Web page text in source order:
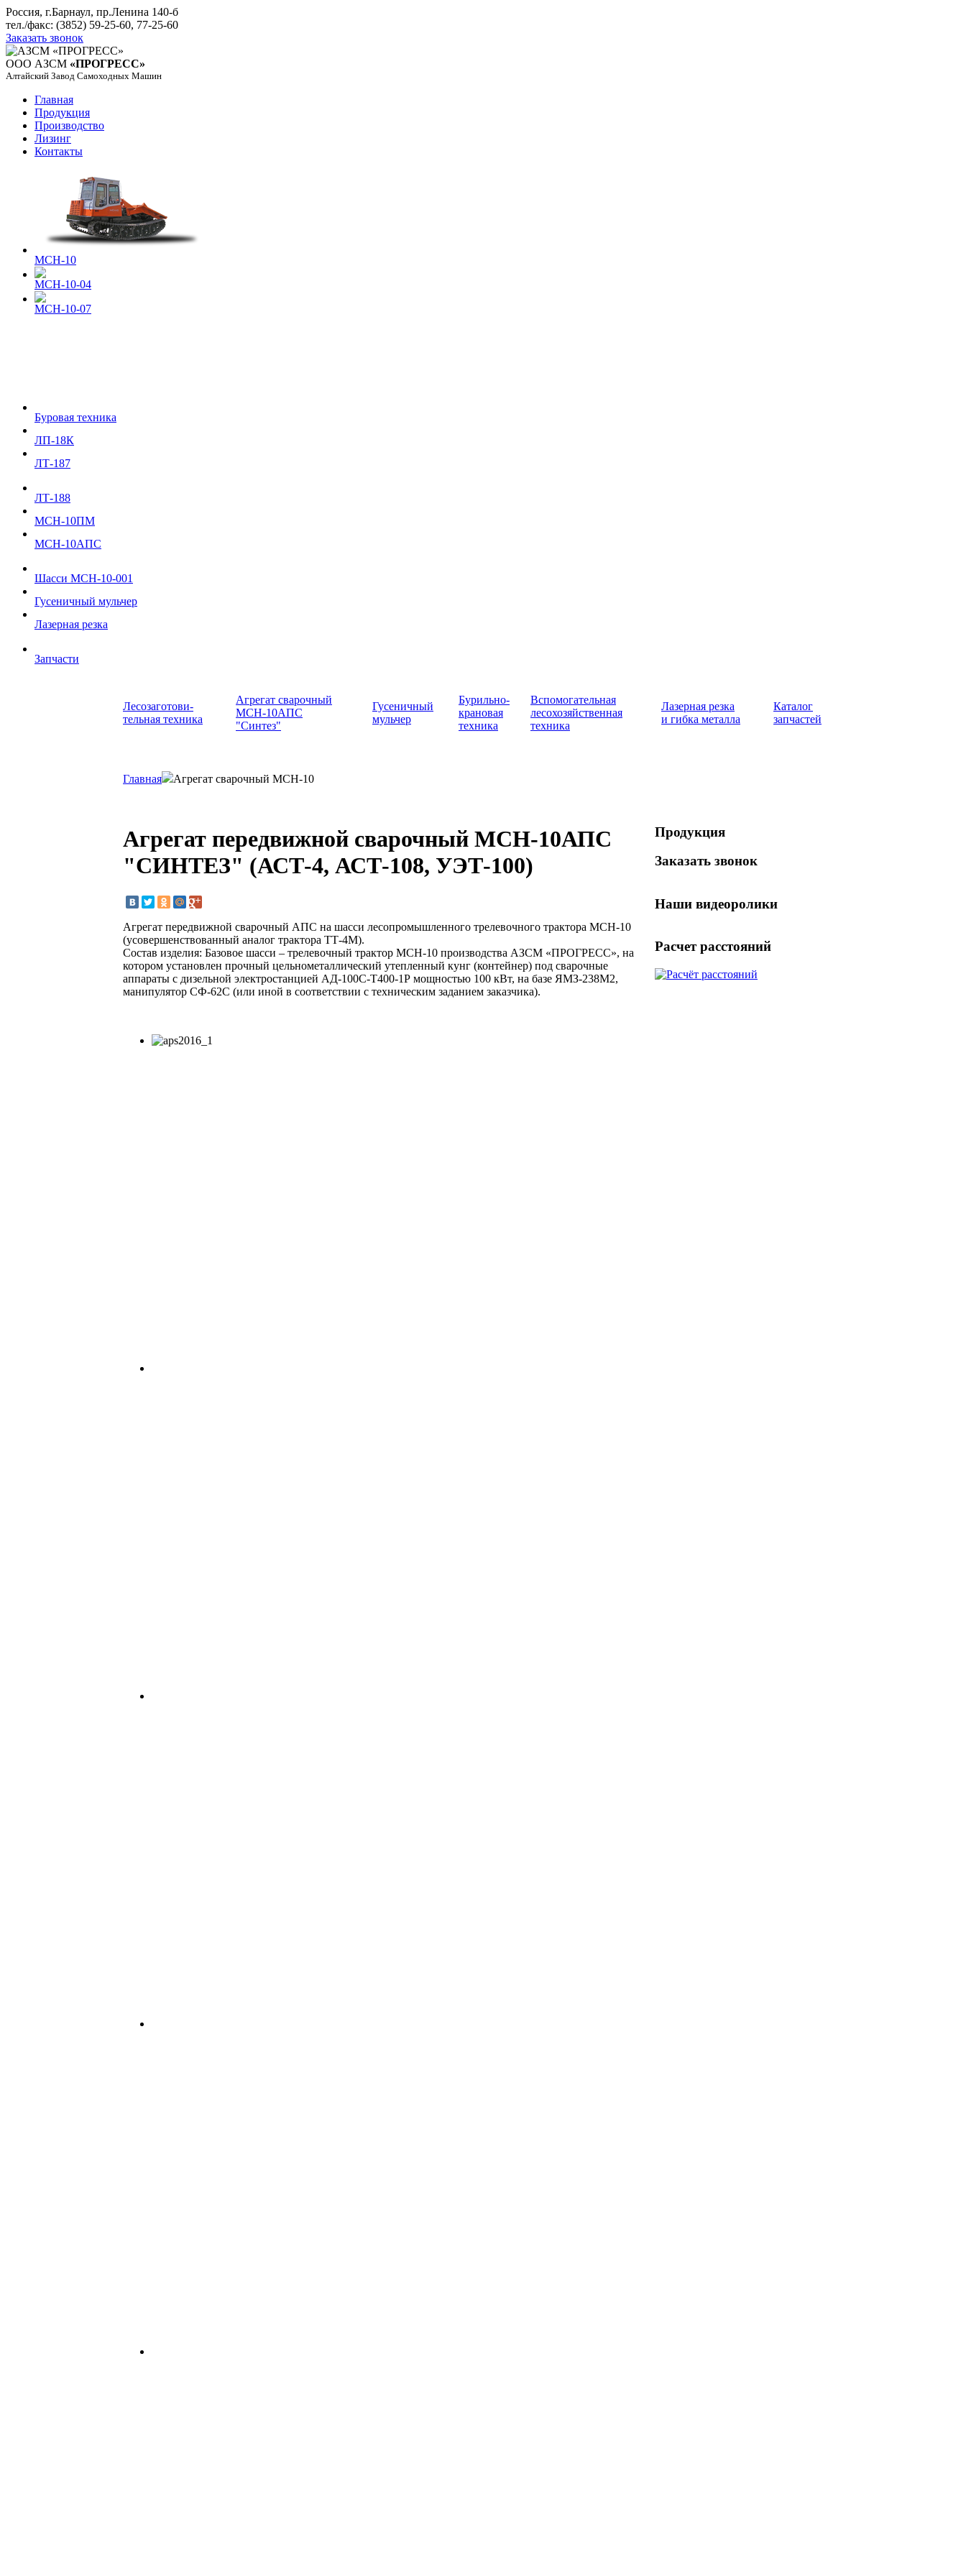
Россия, г.Барнаул, пр.Ленина 140-б
тел./факс: (3852) 59-25-60, 77-25-60
Заказать звонок
ООО АЗСМ «ПРОГРЕСС»
Алтайский Завод Самоходных Машин
Главная
Продукция
Производство
Лизинг
Контакты
МСН-10
МСН-10-04
МСН-10-07
Буровая техника
ЛП-18К
ЛТ-187
ЛТ-188
МСН-10ПМ
МСН-10АПС
Шасси МСН-10-001
Гусеничный мульчер
Лазерная резка
Запчасти
Лесозаготови-
тельная техника
Агрегат сварочный
МСН-10АПС
"Синтез"
Гусеничный
мульчер
Бурильно-
крановая
техника
Вспомогательная
лесохозяйственная
техника
Лазерная резка
и гибка металла
Каталог
запчастей
Главная Агрегат сварочный МСН-10
Агрегат передвижной сварочный МСН-10АПС
"СИНТЕЗ" (АСТ-4, АСТ-108, УЭТ-100)
Агрегат передвижной сварочный АПС на шасси лесопромышленного трелевочного трактора МСН-10
(усовершенствованный аналог трактора ТТ-4М).
Состав изделия: Базовое шасси – трелевочный трактор МСН-10 производства АЗСМ «ПРОГРЕСС», на
котором установлен прочный цельнометаллический утепленный кунг (контейнер) под сварочные
аппараты с дизельной электростанцией АД-100С-Т400-1Р мощностью 100 кВт, на базе ЯМЗ-238М2,
манипулятор СФ-62С (или иной в соответствии с техническим заданием заказчика).
Продукция
Заказать звонок
Наши видеоролики
Расчет расстояний